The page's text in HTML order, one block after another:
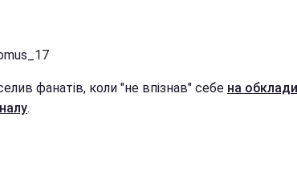
фанатів, коли "не впізнав" себе на
.